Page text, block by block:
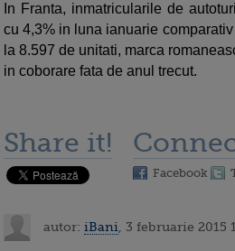
In Franta, inmatricularile de
cu 4,3% in luna ianuarie
la 8.597 de unitati, marca
in coborare fata de anul trecut.
Share it!
Facebook
autor: iBani , 3 februarie 2015